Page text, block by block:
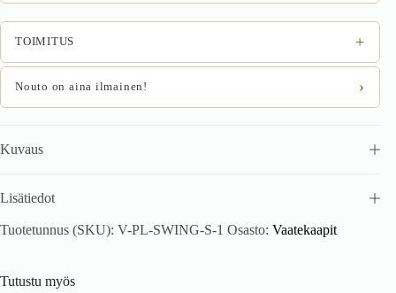
TOIMITUS +
Nouto on aina ilmainen! ›
Kuvaus
Lisätiedot
Tuotetunnus (SKU): V-PL-SWING-S-1 Osasto: Vaatekaapit
Tutustu myös